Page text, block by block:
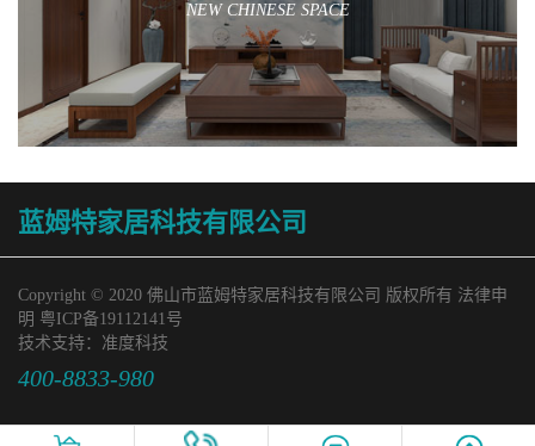
NEW CHINESE SPACE
蓝姆特家居科技有限公司
Copyright © 2020 佛山市蓝姆特家居科技有限公司 版权所有 法律申
明 粤ICP备19112141号
技术支持： 准度科技
400-8833-980